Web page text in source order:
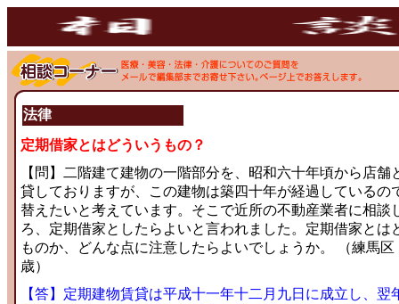
法律
定期借家とはどういうもの？
【問】二階建て建物の一階部分を、昭和六十年頃から店舗
貸しておりますが、この建物は築四十年が経過しているの
替えたいと考えています。そこで近所の不動産業者に相談
ろ、定期借家としたらよいと言われました。定期借家とは
ものか、どんな点に注意したらよいでしょうか。 （練馬
歳）
【答】定期建物賃貸は平成十一年十二月九日に成立し、翌